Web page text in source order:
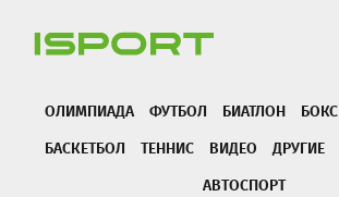
ОЛИМПИАДА ФУТБОЛ БИАТЛОН БОКС
БАСКЕТБОЛ
ТЕННИС ВИДЕО ДРУГИЕ
АВТОСПОРТ